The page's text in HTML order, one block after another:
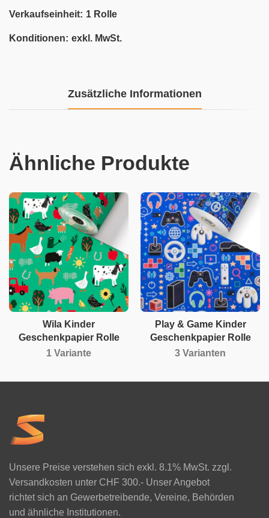
Verkaufseinheit: 1 Rolle
Konditionen: exkl. MwSt.
Zusätzliche Informationen
Ähnliche Produkte
Wila Kinder
Geschenkpapier Rolle
1 Variante
Play & Game Kinder
Geschenkpapier Rolle
3 Varianten
Unsere Preise verstehen sich exkl. 8.1% MwSt. zzgl.
Versandkosten unter CHF 300.- Unser Angebot
richtet sich an Gewerbetreibende, Vereine, Behörden
und ähnliche Institutionen.